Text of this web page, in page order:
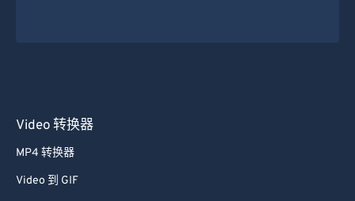
Video 转换器
MP4 转换器
Video 到 GIF